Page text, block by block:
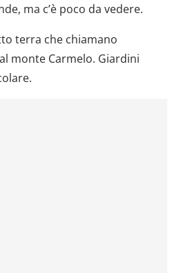
ma c’è poco da vedere.
terra che chiamano
monte Carmelo. Giardini